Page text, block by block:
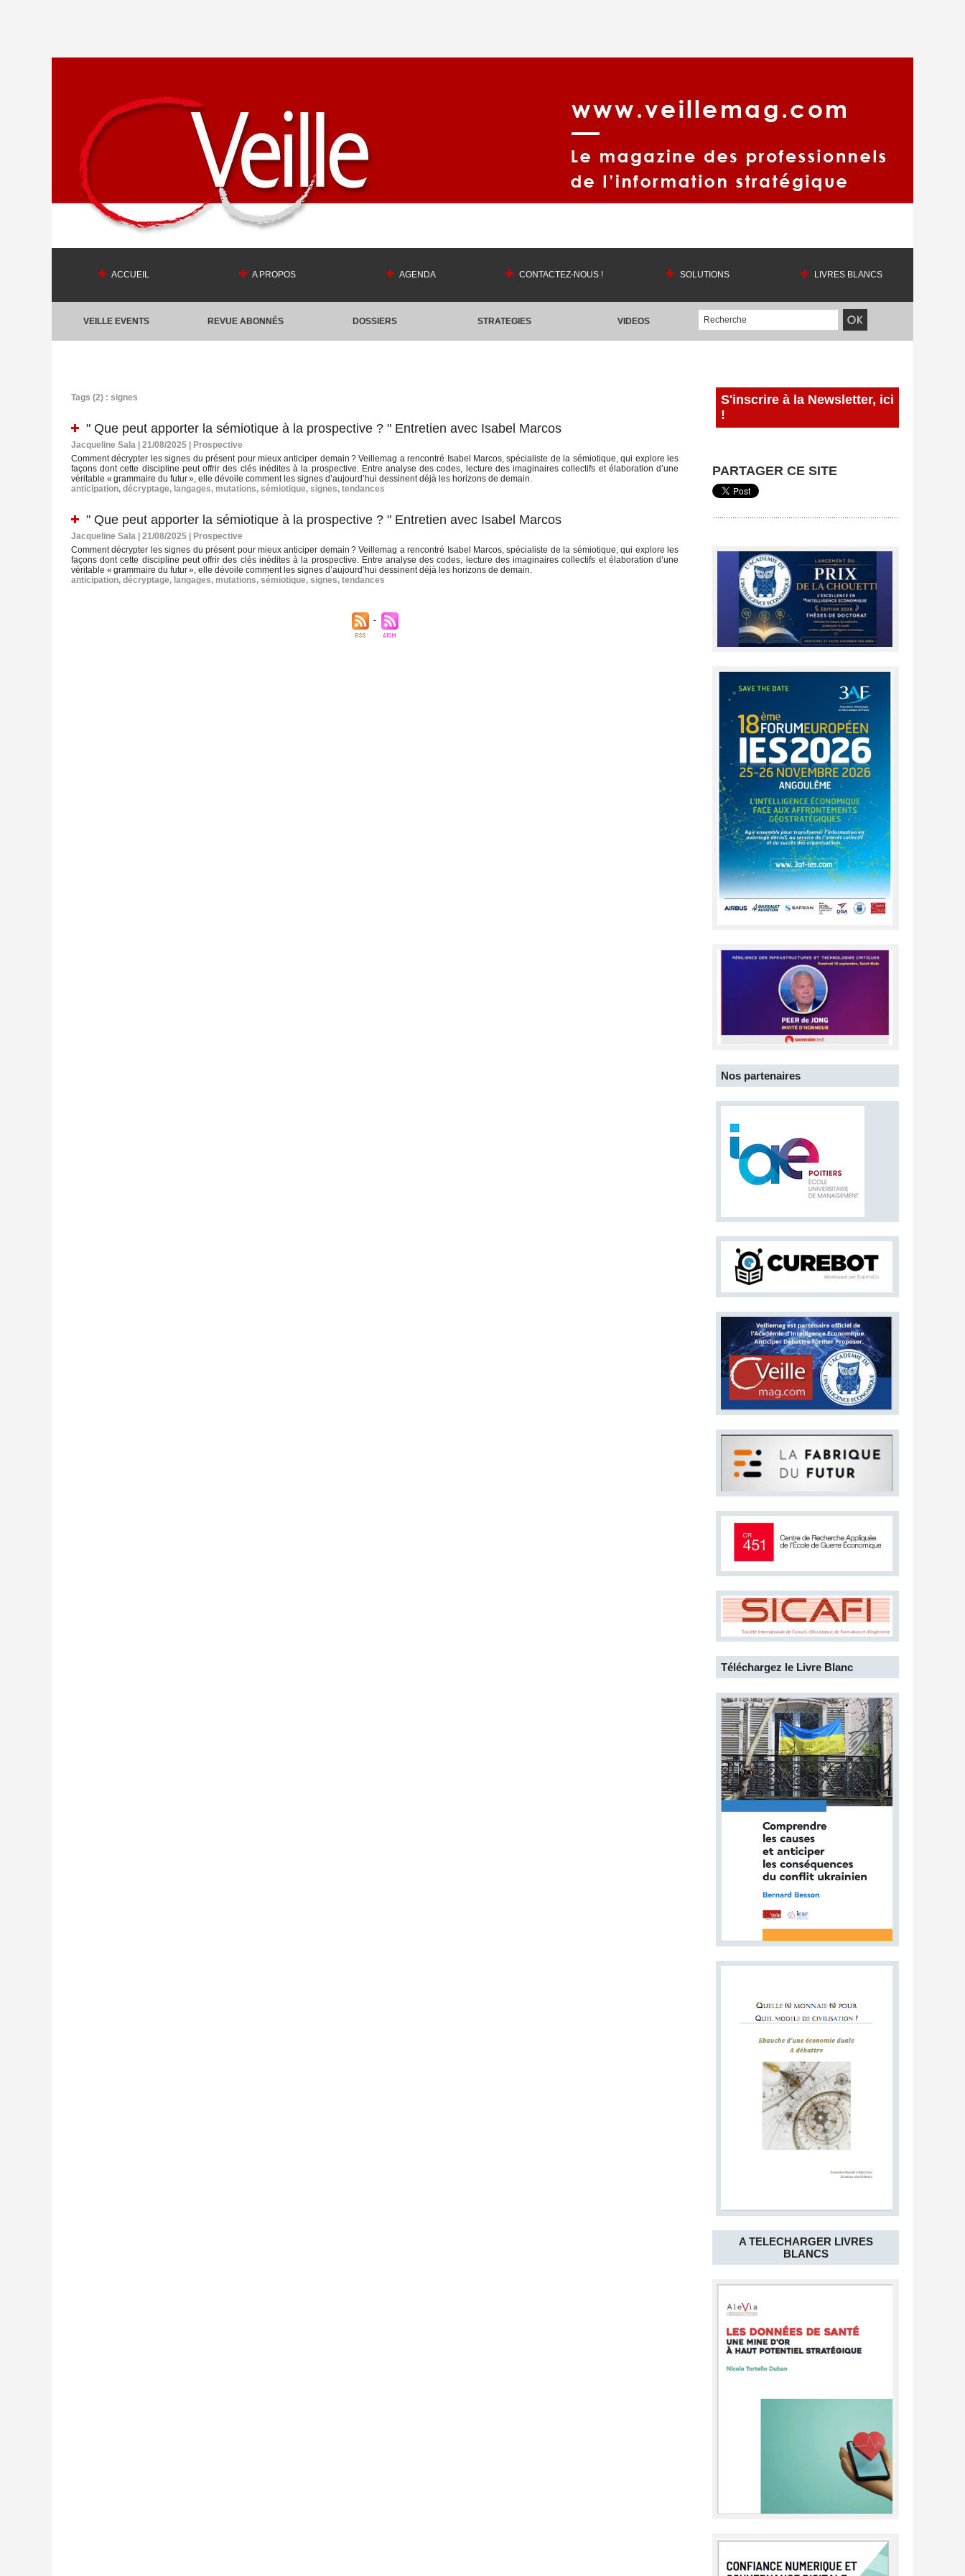
ACCUEIL A PROPOS AGENDA CONTACTEZ-NOUS ! SOLUTIONS LIVRES BLANCS
VEILLE EVENTS REVUE ABONNÉS DOSSIERS STRATEGIES VIDEOS
Tags (2) : signes
" Que peut apporter la sémiotique à la prospective ? " Entretien avec Isabel Marcos
Jacqueline Sala | 21/08/2025
Prospective
Comment décrypter les signes du présent pour mieux anticiper demain ? Veillemag a rencontré Isabel Marcos, spécialiste de la sémiotique, qui explore les
façons dont cette discipline peut offrir des clés inédites à la prospective. Entre analyse des codes, lecture des imaginaires collectifs et élaboration d’une
véritable « grammaire du futur », elle dévoile comment les signes d’aujourd’hui dessinent déjà les horizons de demain.
anticipation, décryptage, langages, mutations, sémiotique, signes, tendances
" Que peut apporter la sémiotique à la prospective ? " Entretien avec Isabel Marcos
Jacqueline Sala | 21/08/2025
Prospective
Comment décrypter les signes du présent pour mieux anticiper demain ? Veillemag a rencontré Isabel Marcos, spécialiste de la sémiotique, qui explore les
façons dont cette discipline peut offrir des clés inédites à la prospective. Entre analyse des codes, lecture des imaginaires collectifs et élaboration d’une
véritable « grammaire du futur », elle dévoile comment les signes d’aujourd’hui dessinent déjà les horizons de demain.
anticipation, décryptage, langages, mutations, sémiotique, signes, tendances
S'inscrire à la Newsletter, ici
!
PARTAGER CE SITE
Nos partenaires
Téléchargez le Livre Blanc
A TELECHARGER LIVRES
BLANCS